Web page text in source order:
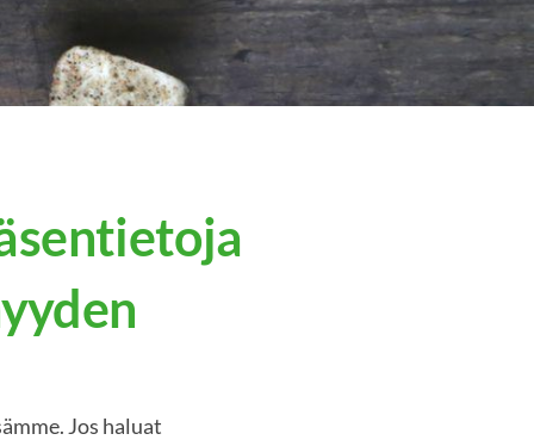
Jos haluat